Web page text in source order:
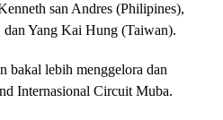
san Andres (Philipines),
Yang Kai Hung (Taiwan).
bakal lebih menggelora dan
Internasional Circuit Muba.